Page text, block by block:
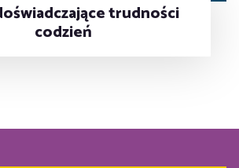
trudności
codzień